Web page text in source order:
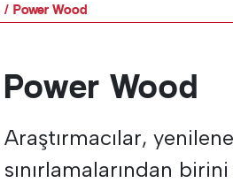
Power Wood
Power Wood
Araştırmacılar,
sınırlamalarından